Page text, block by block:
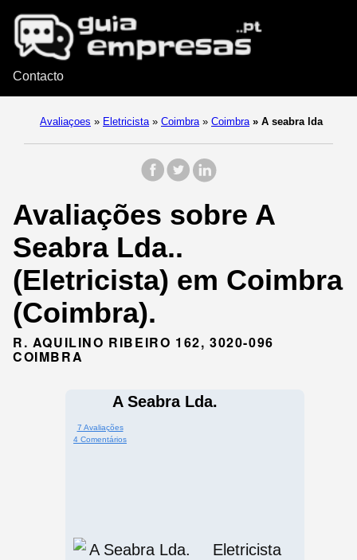
Contacto
Avaliaçoes » Eletricista » Coimbra » Coimbra » A seabra lda
Avaliações sobre A
Seabra Lda..
(Eletricista) em Coimbra
(Coimbra).
R. AQUILINO RIBEIRO 162, 3020-096
COIMBRA
A Seabra Lda.
7 Avaliações
4 Comentários
Eletricista